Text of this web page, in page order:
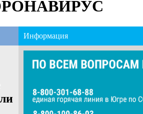
Информация